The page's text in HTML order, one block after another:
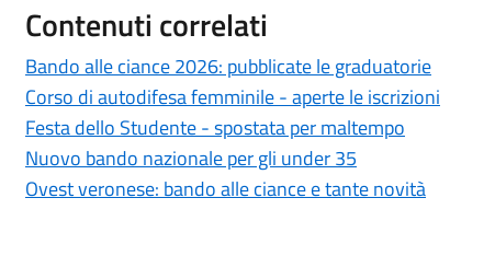
Contenuti correlati
Bando alle ciance 2026: pubblicate le graduatorie
Corso di autodifesa femminile - aperte le iscrizioni
Festa dello Studente - spostata per maltempo
Nuovo bando nazionale per gli under 35
Ovest veronese: bando alle ciance e tante novità